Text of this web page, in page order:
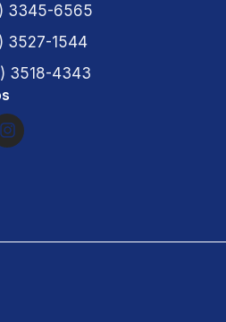
3345-6565
3527-1544
3518-4343
I
n
a